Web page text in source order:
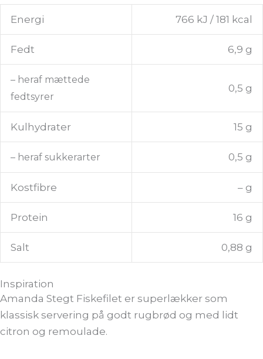
Energi 766 kJ / 181 kcal
Fedt 6,9 g
– heraf mættede
fedtsyrer
0,5 g
Kulhydrater 15 g
– heraf sukkerarter 0,5 g
Kostfibre – g
Protein 16 g
Salt 0,88 g
Inspiration
Amanda Stegt Fiskefilet er superlækker som
klassisk servering på godt rugbrød og med lidt
citron og remoulade.